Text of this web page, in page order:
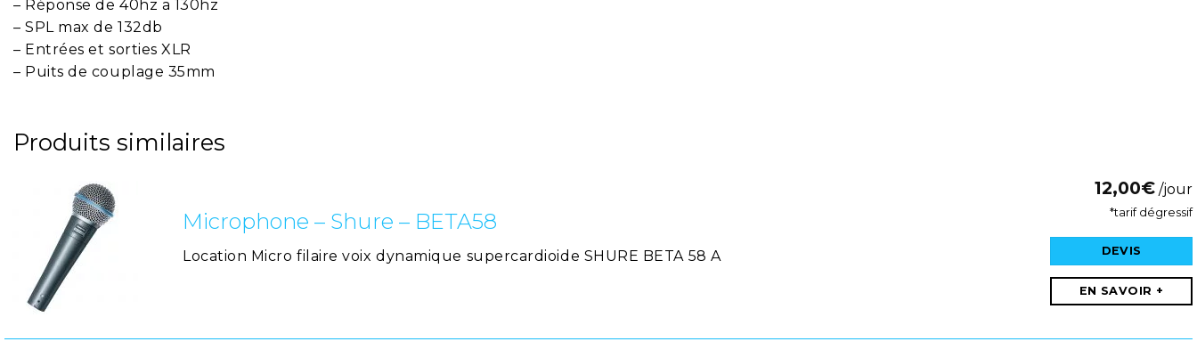
– Réponse de 40hz a 130hz
– SPL max de 132db
– Entrées et sorties XLR
– Puits de couplage 35mm
Produits similaires
Microphone – Shure – BETA58
Location Micro filaire voix dynamique supercardioide SHURE BETA 58 A
12,00€ /jour
*tarif dégressif
DEVIS
EN SAVOIR +